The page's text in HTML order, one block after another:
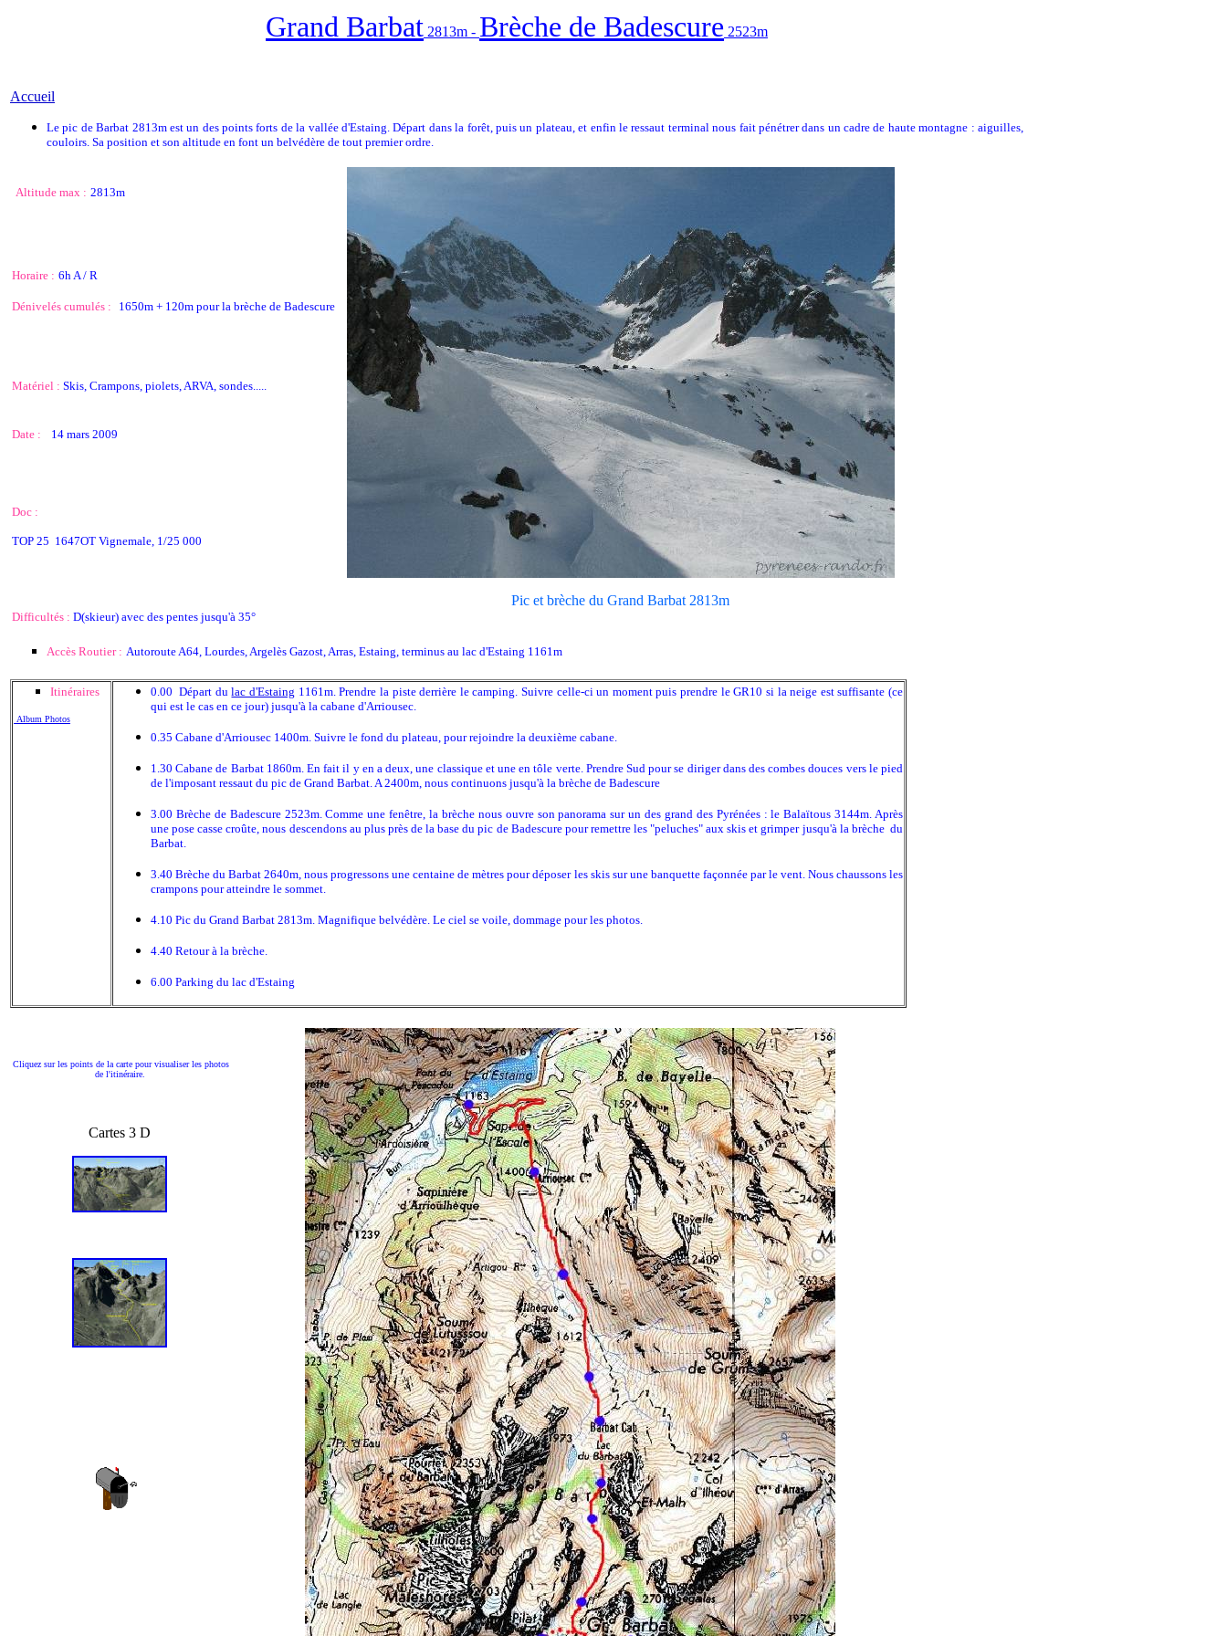
Grand Barbat 2813m - Brèche de Badescure 2523m
Accueil
Le pic de Barbat 2813m est un des points forts de la vallée d'Estaing. Départ dans la forêt, puis un plateau, et enfin le ressaut terminal nous fait pénétrer dans un cadre de haute montagne : aiguilles,
couloirs. Sa position et son altitude en font un belvédère de tout premier ordre.
Altitude max : 2813m
Pic et brèche du Grand Barbat 2813m
Horaire : 6h A / R
Dénivelés cumulés : 1650m + 120m pour la brèche de Badescure
Matériel : Skis, Crampons, piolets, ARVA, sondes.....
Date : 14 mars 2009
Doc :
TOP 25 1647OT Vignemale, 1/25 000
Difficultés : D(skieur) avec des pentes jusqu'à 35°
Accès Routier : Autoroute A64, Lourdes, Argelès Gazost, Arras, Estaing, terminus au lac d'Estaing 1161m
Itinéraires
Album Photos
0.00 Départ dulac d'Estaing 1161m. Prendre la piste derrière le camping. Suivre celle-ci un moment puis prendre le GR10 si la neige est suffisante (ce
qui est le cas en ce jour) jusqu'à la cabane d'Arriousec.
0.35 Cabane d'Arriousec 1400m. Suivre le fond du plateau, pour rejoindre la deuxième cabane.
1.30 Cabane de Barbat 1860m. En fait il y en a deux, une classique et une en tôle verte. Prendre Sud pour se diriger dans des combes douces vers le pied
de l'imposant ressaut du pic de Grand Barbat. A 2400m, nous continuons jusqu'à la brèche de Badescure
3.00 Brèche de Badescure 2523m. Comme une fenêtre, la brèche nous ouvre son panorama sur un des grand des Pyrénées : le Balaïtous 3144m. Après
une pose casse croûte, nous descendons au plus près de la base du pic de Badescure pour remettre les "peluches" aux skis et grimper jusqu'à la brèche du
Barbat.
3.40 Brèche du Barbat 2640m, nous progressons une centaine de mètres pour déposer les skis sur une banquette façonnée par le vent. Nous chaussons les
crampons pour atteindre le sommet.
4.10 Pic du Grand Barbat 2813m. Magnifique belvédère. Le ciel se voile, dommage pour les photos.
4.40 Retour à la brèche.
6.00 Parking du lac d'Estaing
Cliquez sur les points de la carte pour visualiser les photos
de l'itinéraire.
Cartes 3 D